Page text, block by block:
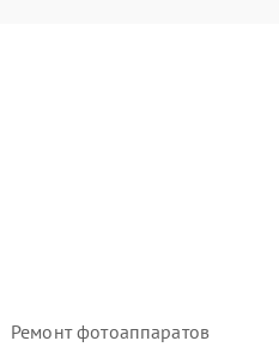
Ремонт фотоаппаратов